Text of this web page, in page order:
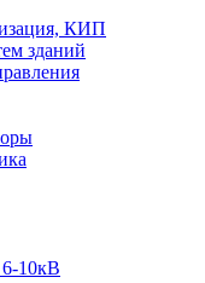
КИП
зданий